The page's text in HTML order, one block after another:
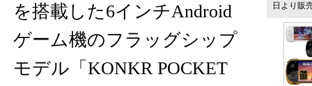
日より販
を搭載した6インチAndroid
ゲーム機のフラッグシップ
モデル「KONKR POCKET